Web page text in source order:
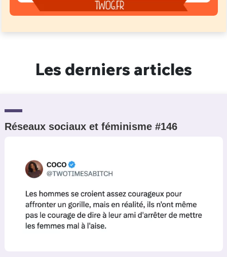
Les derniers articles
Réseaux sociaux et féminisme #146